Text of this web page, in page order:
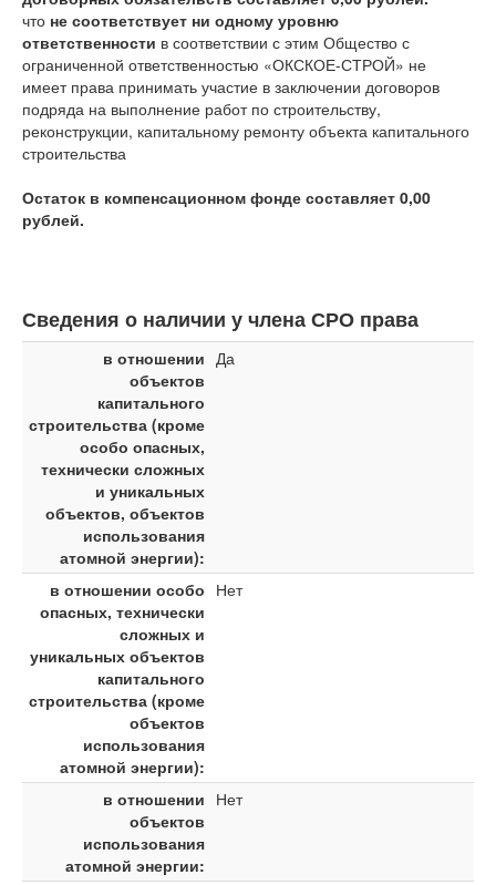
что не соответствует ни одному уровню
ответственности в соответствии с этим Общество с
ограниченной ответственностью «ОКСКОЕ-СТРОЙ» не
имеет права принимать участие в заключении договоров
подряда на выполнение работ по строительству,
реконструкции, капитальному ремонту объекта капитального
строительства
Остаток в компенсационном фонде составляет 0,00
рублей.
Сведения о наличии у члена СРО права
в отношении
объектов
капитального
строительства (кроме
особо опасных,
технически сложных
и уникальных
объектов, объектов
использования
атомной энергии):
Да
в отношении особо
опасных, технически
сложных и
уникальных объектов
капитального
строительства (кроме
объектов
использования
атомной энергии):
Нет
в отношении
объектов
использования
атомной энергии:
Нет